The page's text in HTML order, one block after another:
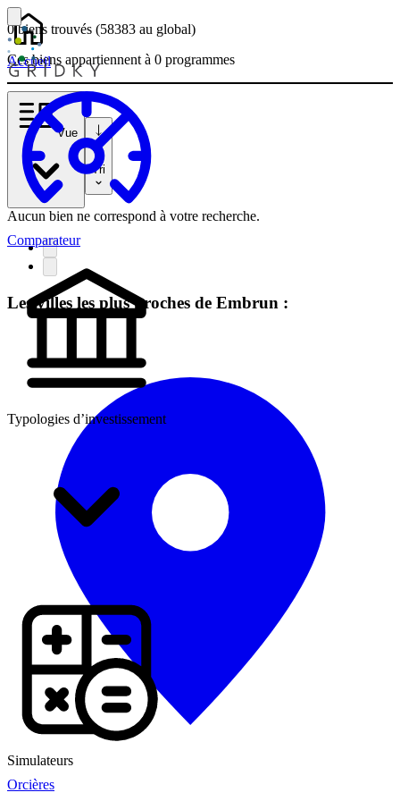
Accueil
Comparateur
Typologies d’investissement
Simulateurs
0 biens trouvés (58383 au global)
Ces biens appartiennent à 0 programmes
Vue
Tri
Aucun bien ne correspond à votre recherche.
Les villes les plus proches de Embrun :
Orcières